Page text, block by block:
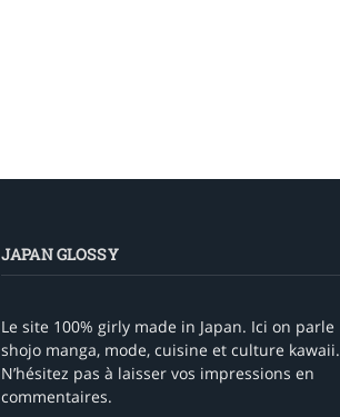
JAPAN GLOSSY
Le site 100% girly made in Japan. Ici on parle
shojo manga, mode, cuisine et culture kawaii.
N’hésitez pas à laisser vos impressions en
commentaires.